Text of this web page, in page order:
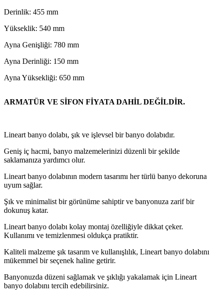
Derinlik: 455 mm
Yükseklik: 540 mm
Ayna Genişliği: 780 mm
Ayna Derinliği: 150 mm
Ayna Yüksekliği: 650 mm
ARMATÜR VE SİFON FİYATA DAHİL DEĞİLDİR.
Lineart banyo dolabı, şık ve işlevsel bir banyo dolabıdır.
Geniş iç hacmi, banyo malzemelerinizi düzenli bir şekilde
saklamanıza yardımcı olur.
Lineart banyo dolabının modern tasarımı her türlü banyo dekoruna
uyum sağlar.
Şık ve minimalist bir görünüme sahiptir ve banyonuza zarif bir
dokunuş katar.
Lineart banyo dolabı kolay montaj özelliğiyle dikkat çeker.
Kullanımı ve temizlenmesi oldukça pratiktir.
Kaliteli malzeme şık tasarım ve kullanışlılık, Lineart banyo dolabını
mükemmel bir seçenek haline getirir.
Banyonuzda düzeni sağlamak ve şıklığı yakalamak için Lineart
banyo dolabını tercih edebilirsiniz.